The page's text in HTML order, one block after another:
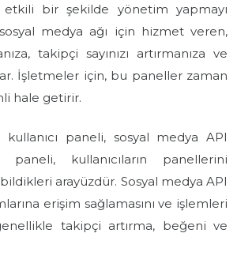
bir şekilde yönetim yapmayı
medya ağı için hizmet veren,
takipçi sayınızı artırmanıza ve
İşletmeler için, bu paneller zaman
hale getirir.
paneli, sosyal medya API
paneli, kullanıcıların panellerini
arayüzdür. Sosyal medya API
erişim sağlamasını ve işlemleri
takipçi artırma, beğeni ve